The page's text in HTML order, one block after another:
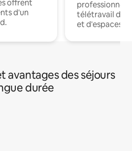
offrent
d'un
professionnels
télétravail
et d'espaces
avantages des séjours
durée